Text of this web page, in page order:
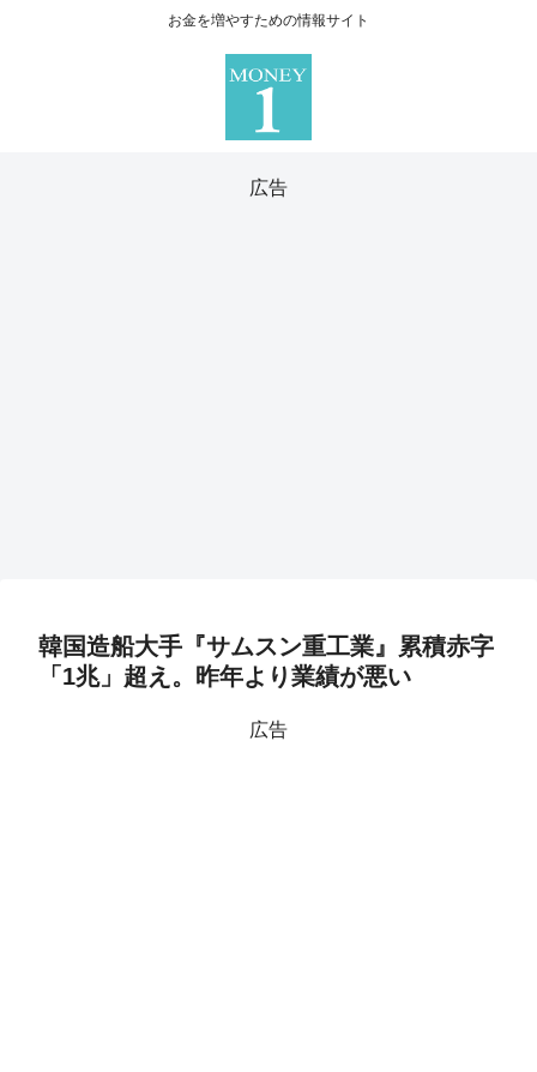
お金を増やすための情報サイト
広告
韓国造船大手『サムスン重工業』累積赤字
「1兆」超え。昨年より業績が悪い
広告